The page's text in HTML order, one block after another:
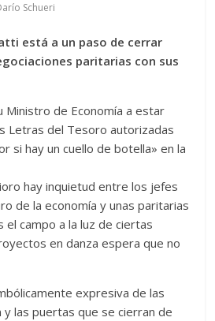
Schueri
está a un paso de cerrar
paritarias con sus
Ministro de Economía a estar
Letras del Tesoro autorizadas
si hay un cuello de botella» en la
hay inquietud entre los jefes
de la economía y unas paritarias
el campo a la luz de ciertas
en danza espera que no
expresiva de las
las puertas que se cierran de